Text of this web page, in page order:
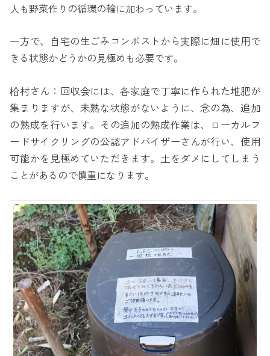
人も野菜作りの循環の輪に加わっています。
一方で、自宅の生ごみコンポストから実際に畑に使用で
きる状態かどうかの見極めも必要です。
柗村さん：回収会には、各家庭で丁寧に作られた堆肥が
集まりますが、未熟な状態がないように、念の為、追加
の熟成を行います。その追加の熟成作業は、ローカルフ
ードサイクリングの公認アドバイザーさんが行い、使用
可能かを見極めていただきます。土をダメにしてしまう
ことがあるので慎重になります。